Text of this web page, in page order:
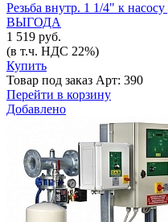
Резьба внутр. 1 1/4" к
ВЫГОДА
1 519 руб.
(в т.ч. НДС 22%)
Купить
Товар под заказ Арт: 390
Перейти в корзину
Добавлено